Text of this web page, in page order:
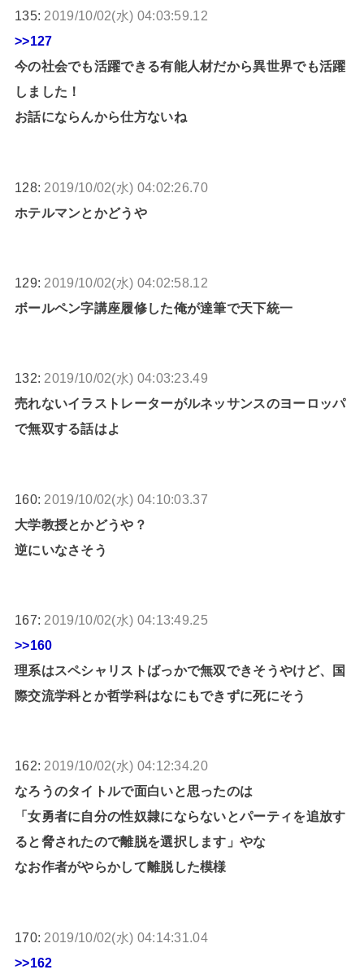
135: 2019/10/02(水) 04:03:59.12
>>127
今の社会でも活躍できる有能人材だから異世界でも活躍
しました！
お話にならんから仕方ないね
128: 2019/10/02(水) 04:02:26.70
ホテルマンとかどうや
129: 2019/10/02(水) 04:02:58.12
ボールペン字講座履修した俺が達筆で天下統一
132: 2019/10/02(水) 04:03:23.49
売れないイラストレーターがルネッサンスのヨーロッパ
で無双する話はよ
160: 2019/10/02(水) 04:10:03.37
大学教授とかどうや？
逆にいなさそう
167: 2019/10/02(水) 04:13:49.25
>>160
理系はスペシャリストばっかで無双できそうやけど、国
際交流学科とか哲学科はなにもできずに死にそう
162: 2019/10/02(水) 04:12:34.20
なろうのタイトルで面白いと思ったのは
「女勇者に自分の性奴隷にならないとパーティを追放す
ると脅されたので離脱を選択します」やな
なお作者がやらかして離脱した模様
170: 2019/10/02(水) 04:14:31.04
>>162